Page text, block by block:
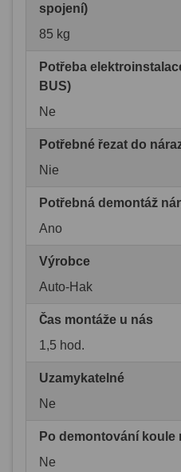
spojení)
85 kg
Potřeba
BUS)
Ne
Potřebné řezat do
Nie
Potřebná demontáž
Ano
Výrobce
Auto-Hak
Čas montáže u nás
1,5 hod.
Uzamykatelné
Ne
Po demontování koule
Ne